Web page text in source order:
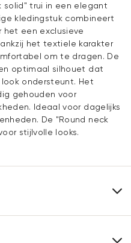
solid" trui in een elegant
kledingstuk combineert
het een exclusieve
het textiele karakter
om te dragen. De
optimaal silhouet dat
ondersteunt. Het
gehouden voor
Ideaal voor dagelijks
De "Round neck
stijlvolle looks.